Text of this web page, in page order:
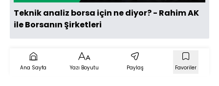
Teknik analiz borsa için ne diyor? - Rahim AK
ile Borsanın Şirketleri
Ana Sayfa Yazı Boyutu Paylaş Favoriler